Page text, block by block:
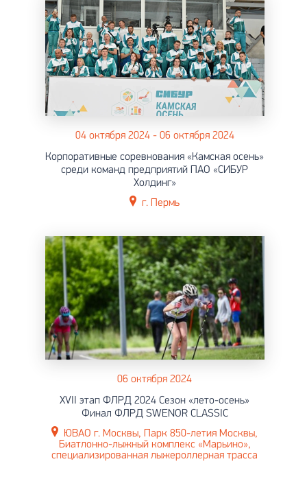
04 октября 2024 - 06 октября 2024
Корпоративные соревнования «Камская осень»
среди команд предприятий ПАО «СИБУР
Холдинг»
г. Пермь
06 октября 2024
XVII этап ФЛРД 2024 Сезон «лето-осень»
Финал ФЛРД SWENOR CLASSIC
ЮВАО г. Москвы, Парк 850-летия Москвы,
Биатлонно-лыжный комплекс «Марьино»,
специализированная лыжероллерная трасса